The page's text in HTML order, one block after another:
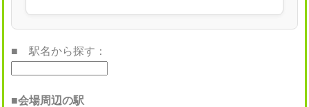
■ 駅名から探す：
■会場周辺の駅